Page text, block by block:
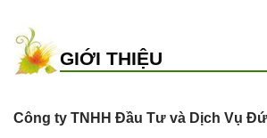
GIỚI THIỆU
Công ty TNHH Đầu Tư và Dịch Vụ